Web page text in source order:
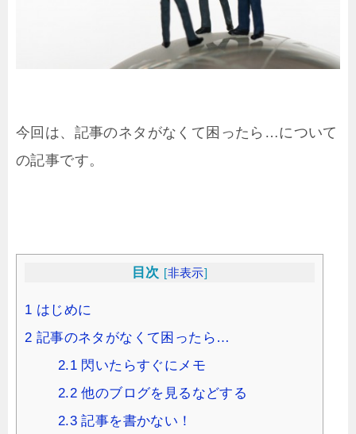
今回は、記事のネタがなくて困ったら…について
の記事です。
目次 [非表示]
1 はじめに
2 記事のネタがなくて困ったら…
2.1 閃いたらすぐにメモ
2.2 他のブログを見るなどする
2.3 記事を書かない！